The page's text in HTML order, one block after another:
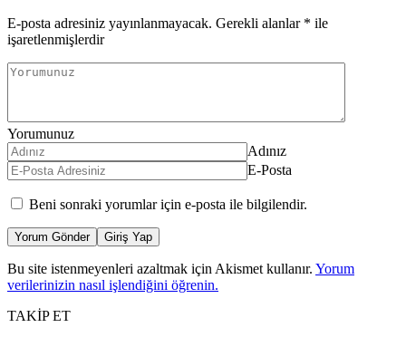
E-posta adresiniz yayınlanmayacak. Gerekli alanlar * ile
işaretlenmişlerdir
Yorumunuz
Adınız
E-Posta
Beni sonraki yorumlar için e-posta ile bilgilendir.
Yorum Gönder Giriş Yap
Bu site istenmeyenleri azaltmak için Akismet kullanır. Yorum
verilerinizin nasıl işlendiğini öğrenin.
TAKİP ET